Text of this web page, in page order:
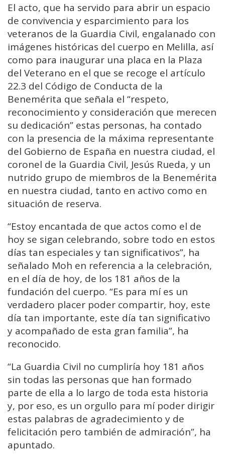
El acto, que ha servido para abrir un espacio
de convivencia y esparcimiento para los
veteranos de la Guardia Civil, engalanado con
imágenes históricas del cuerpo en Melilla, así
como para inaugurar una placa en la Plaza
del Veterano en el que se recoge el artículo
22.3 del Código de Conducta de la
Benemérita que señala el “respeto,
reconocimiento y consideración que merecen
su dedicación” estas personas, ha contado
con la presencia de la máxima representante
del Gobierno de España en nuestra ciudad, el
coronel de la Guardia Civil, Jesús Rueda, y un
nutrido grupo de miembros de la Benemérita
en nuestra ciudad, tanto en activo como en
situación de reserva.
“Estoy encantada de que actos como el de
hoy se sigan celebrando, sobre todo en estos
días tan especiales y tan significativos”, ha
señalado Moh en referencia a la celebración,
en el día de hoy, de los 181 años de la
fundación del cuerpo. “Es para mí es un
verdadero placer poder compartir, hoy, este
día tan importante, este día tan significativo
y acompañado de esta gran familia”, ha
reconocido.
“La Guardia Civil no cumpliría hoy 181 años
sin todas las personas que han formado
parte de ella a lo largo de toda esta historia
y, por eso, es un orgullo para mí poder dirigir
estas palabras de agradecimiento y de
felicitación pero también de admiración”, ha
apuntado.